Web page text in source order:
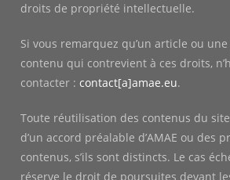
droits de propriété intellectuelle.
Si vous remarquez qu’un article ou
contenu qui contrevient à ces droits,
contacter :contact[a]amae.eu.
Toute réutilisation des contenus du
d’un accord préalable d’AMAE ou des
contenus, s’ils sont distincts. Le cas
réserve le droit de poursuites devant